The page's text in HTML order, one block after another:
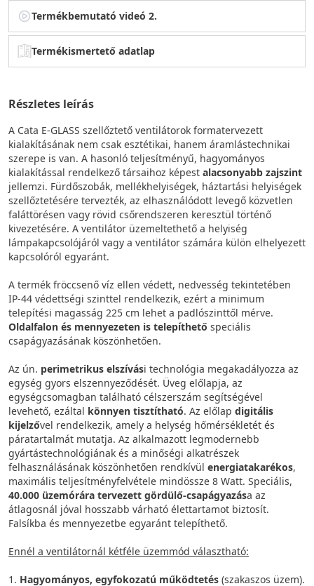
Termékbemutató videó 2.
Termékismertető adatlap
Részletes leírás
A Cata E-GLASS szellőztető ventilátorok formatervezett
kialakításának nem csak esztétikai, hanem áramlástechnikai
szerepe is van. A hasonló teljesítményű, hagyományos
kialakítással rendelkező társaihoz képest alacsonyabb zajszint
jellemzi. Fürdőszobák, mellékhelyiségek, háztartási helyiségek
szellőztetésére tervezték, az elhasználódott levegő közvetlen
faláttörésen vagy rövid csőrendszeren keresztül történő
kivezetésére. A ventilátor üzemeltethető a helyiség
lámpakapcsolójáról vagy a ventilátor számára külön elhelyezett
kapcsolóról egyaránt.
A termék fröccsenő víz ellen védett, nedvesség tekintetében
IP-44 védettségi szinttel rendelkezik, ezért a minimum
telepítési magasság 225 cm lehet a padlószinttől mérve.
Oldalfalon és mennyezeten is telepíthető speciális
csapágyazásának köszönhetően.
Az ún. perimetrikus elszívási technológia megakadályozza az
egység gyors elszennyeződését. Üveg előlapja, az
egységcsomagban található célszerszám segítségével
levehető, ezáltal könnyen tisztítható. Az előlap digitális
kijelzővel rendelkezik, amely a helység hőmérsékletét és
páratartalmát mutatja. Az alkalmazott legmodernebb
gyártástechnológiának és a minőségi alkatrészek
felhasználásának köszönhetően rendkívül energiatakarékos,
maximális teljesítményfelvétele mindössze 8 Watt. Speciális,
40.000 üzemórára tervezett gördülő-csapágyazása az
átlagosnál jóval hosszabb várható élettartamot biztosít.
Falsíkba és mennyezetbe egyaránt telepíthető.
Ennél a ventilátornál kétféle üzemmód választható:
1. Hagyományos, egyfokozatú működtetés (szakaszos üzem).